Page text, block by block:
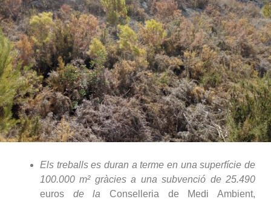
Els treballs es duran a terme en una superfície de
100.000 m² gràcies a una subvenció de 25.490
euros de la Conselleria de Medi Ambient,